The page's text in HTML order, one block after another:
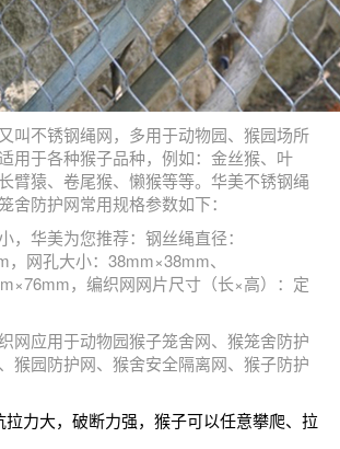
叫不锈钢绳网，多用于动物园、猴园场所
用于各种猴子品种，例如：金丝猴、叶
臂猿、卷尾猴、懒猴等等。华美不锈钢绳
舍防护网常用规格参数如下：
，华美为您推荐：钢丝绳直径：
网孔大小：38mm×38mm、
，编织网网片尺寸（长×高）：定
网应用于动物园猴子笼舍网、猴笼舍防护
猴园防护网、猴舍安全隔离网、猴子防护
拉力大，破断力强，猴子可以任意攀爬、拉